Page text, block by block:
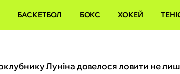
БАСКЕТБОЛ БОКС ХОКЕЙ